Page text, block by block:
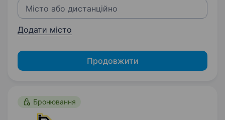
Додати місто
Продовжити
Бронювання